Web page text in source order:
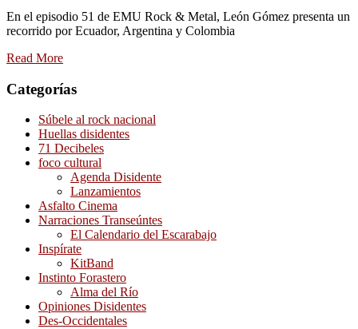
En el episodio 51 de EMU Rock & Metal, León Gómez presenta un
recorrido por Ecuador, Argentina y Colombia
Read More
Categorías
Súbele al rock nacional
Huellas disidentes
71 Decibeles
foco cultural
Agenda Disidente
Lanzamientos
Asfalto Cinema
Narraciones Transeúntes
El Calendario del Escarabajo
Inspírate
KitBand
Instinto Forastero
Alma del Río
Opiniones Disidentes
Des-Occidentales